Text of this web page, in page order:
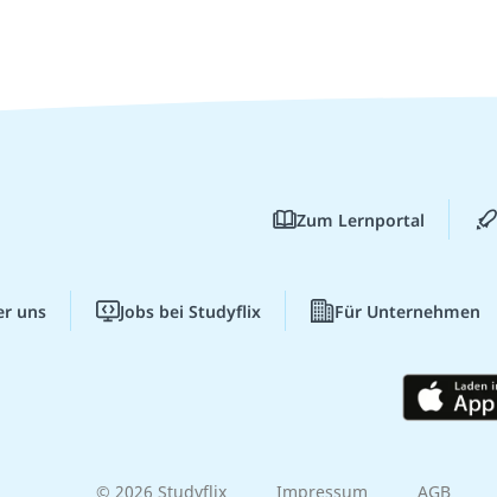
Zum Lernportal
uns Jobs bei Studyflix Für Unternehmen
© 2026 Studyflix Impressum AGB